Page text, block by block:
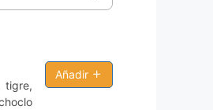
tigre,
Añadir